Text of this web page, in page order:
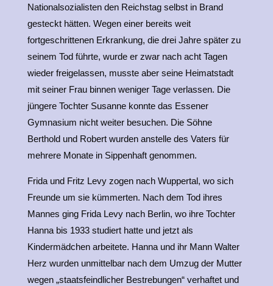
Nationalsozialisten den Reichstag selbst in Brand
gesteckt hätten. Wegen einer bereits weit
fortgeschrittenen Erkrankung, die drei Jahre später zu
seinem Tod führte, wurde er zwar nach acht Tagen
wieder freigelassen, musste aber seine Heimatstadt
mit seiner Frau binnen weniger Tage verlassen. Die
jüngere Tochter Susanne konnte das Essener
Gymnasium nicht weiter besuchen. Die Söhne
Berthold und Robert wurden anstelle des Vaters für
mehrere Monate in Sippenhaft genommen.
Frida und Fritz Levy zogen nach Wuppertal, wo sich
Freunde um sie kümmerten. Nach dem Tod ihres
Mannes ging Frida Levy nach Berlin, wo ihre Tochter
Hanna bis 1933 studiert hatte und jetzt als
Kindermädchen arbeitete. Hanna und ihr Mann Walter
Herz wurden unmittelbar nach dem Umzug der Mutter
wegen „staatsfeindlicher Bestrebungen“ verhaftet und